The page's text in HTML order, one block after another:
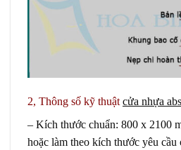
2, Thông số kỹ thuật cửa nhựa
– Kích thước chuẩn: 800 x 2100
hoặc làm theo kích thước yêu cầu